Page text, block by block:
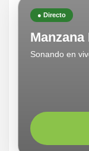
● Directo
Manzana
Sonando en